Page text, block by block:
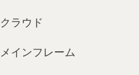
クラウド
メインフレーム